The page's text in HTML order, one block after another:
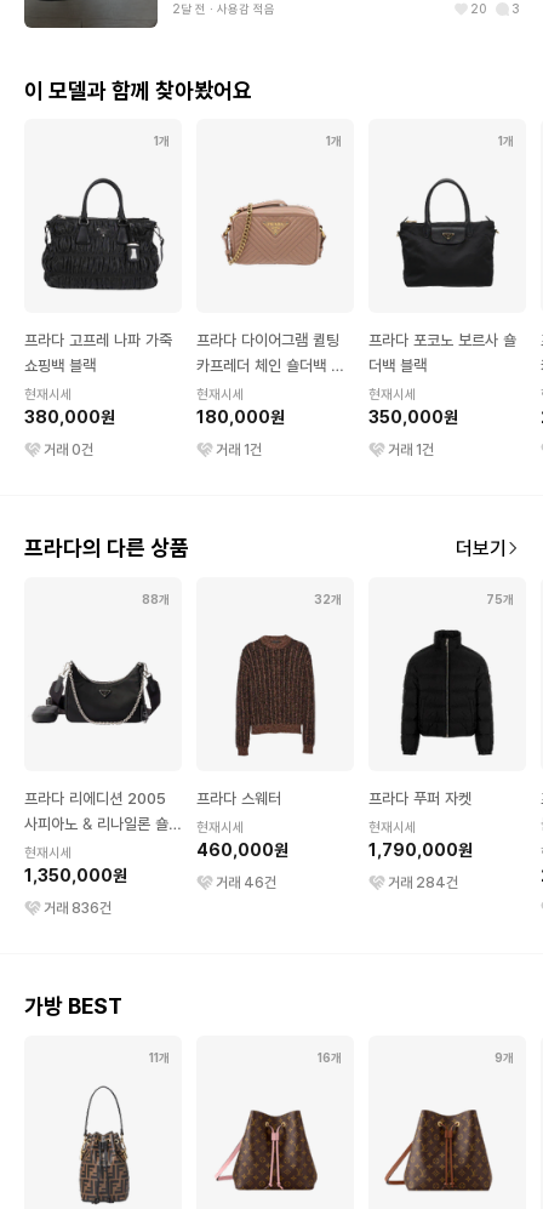
2달 전 ∙ 사용감 적음 20 3
이 모델과 함께 찾아봤어요
1개
프라다 고프레 나파 가죽
쇼핑백 블랙
현재시세
380,000원
거래 0건
1개
프라다 다이어그램 퀼팅
카프레더 체인 숄더백 핑
크베이지
현재시세
180,000원
거래 1건
1개
프라다 포코노 보르사 숄
더백 블랙
현재시세
350,000원
거래 1건
프라다의 다른 상품 더보기
88개
프라다 리에디션 2005
사피아노 & 리나일론 숄더
백 블랙
현재시세
1,350,000원
거래 836건
32개
프라다 스웨터
현재시세
460,000원
거래 46건
75개
프라다 푸퍼 자켓
현재시세
1,790,000원
거래 284건
가방 BEST
11개 16개 9개